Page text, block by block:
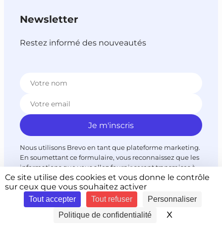
Ce site utilise des cookies et vous donne le contrôle
sur ceux que vous souhaitez activer
Tout accepter Tout refuser
Personnaliser
Politique de confidentialité
XMasquer le
Newsletter
Restez informé des nouveautés
Nous utilisons Brevo en tant que plateforme marketing.
En soumettant ce formulaire, vous reconnaissez que les
informations que vous allez fournir seront transmises à
Brevo en sa qualité de processeur de données; et ce
conformément à sesconditions générales d’utilisation